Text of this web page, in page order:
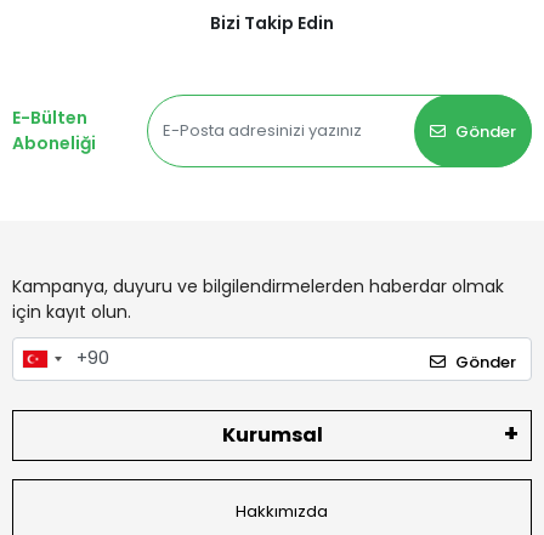
Bizi Takip Edin
E-Bülten
Aboneliği
Gönder
Kampanya, duyuru ve bilgilendirmelerden haberdar olmak
için kayıt olun.
Gönder
Kurumsal
Hakkımızda